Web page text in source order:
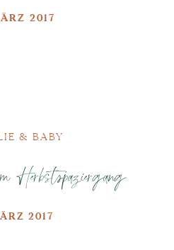
2017
& BABY
Herbstspaziergang
2017